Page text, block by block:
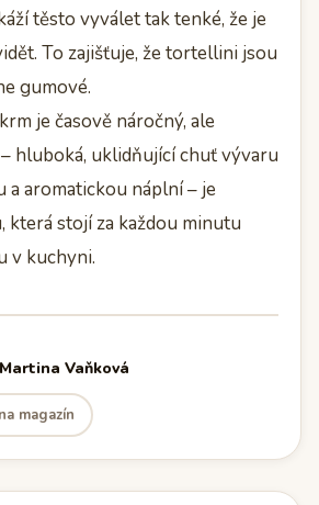
těsto vyválet tak tenké, že je
To zajišťuje, že tortellini jsou
gumové.
je časově náročný, ale
hluboká, uklidňující chuť vývaru
a aromatickou náplní – je
která stojí za každou minutu
v kuchyni.
Vaňková
magazín